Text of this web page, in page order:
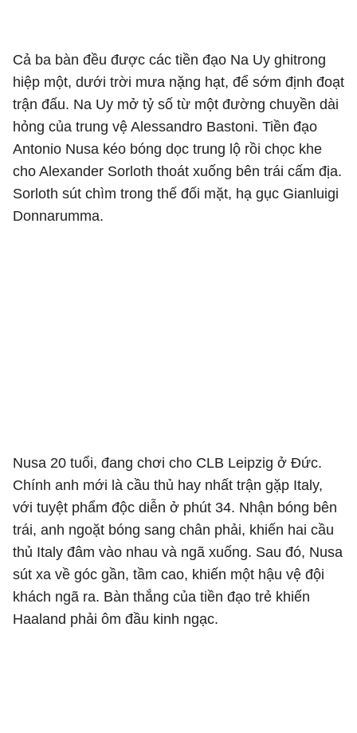
Cả ba bàn đều được các tiền đạo Na Uy ghitrong
hiệp một, dưới trời mưa nặng hạt, để sớm định đoạt
trận đấu. Na Uy mở tỷ số từ một đường chuyền dài
hỏng của trung vệ Alessandro Bastoni. Tiền đạo
Antonio Nusa kéo bóng dọc trung lộ rồi chọc khe
cho Alexander Sorloth thoát xuống bên trái cấm địa.
Sorloth sút chìm trong thế đối mặt, hạ gục Gianluigi
Donnarumma.
Nusa 20 tuổi, đang chơi cho CLB Leipzig ở Đức.
Chính anh mới là cầu thủ hay nhất trận gặp Italy,
với tuyệt phẩm độc diễn ở phút 34. Nhận bóng bên
trái, anh ngoặt bóng sang chân phải, khiến hai cầu
thủ Italy đâm vào nhau và ngã xuống. Sau đó, Nusa
sút xa về góc gần, tầm cao, khiến một hậu vệ đội
khách ngã ra. Bàn thắng của tiền đạo trẻ khiến
Haaland phải ôm đầu kinh ngạc.